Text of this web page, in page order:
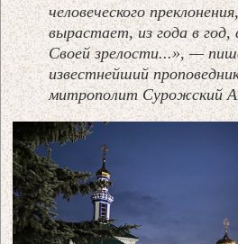
человеческого
вырастает, из года в год,
Своей зрелости...», —
известнейший
митрополит Сурожский